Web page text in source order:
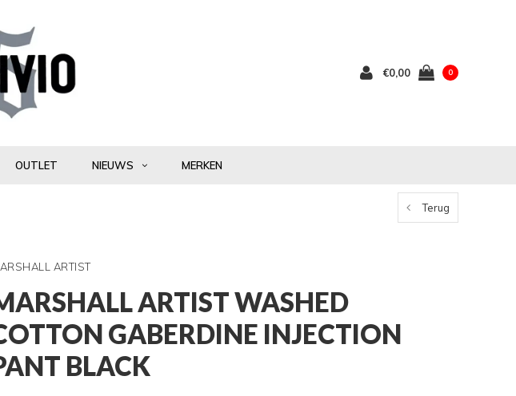
€0,00 0
OUTLET NIEUWS MERKEN
Terug
ARTIST
ARTIST WASHED
GABERDINE INJECTION
BLACK